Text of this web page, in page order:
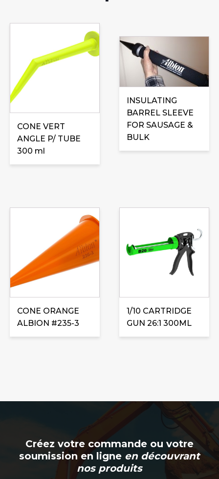
CONE VERT
ANGLE P/ TUBE
300 ml
INSULATING
BARREL SLEEVE
FOR SAUSAGE &
BULK
CONE ORANGE
ALBION #235-3
1/10 CARTRIDGE
GUN 26:1 300ML
Créez votre commande ou votre
soumission en ligne en découvrant
nos produits